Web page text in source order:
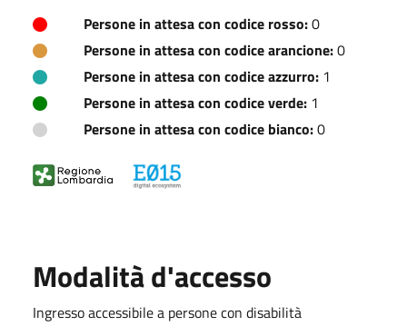
Persone in attesa con codice rosso:0
Persone in attesa con codice arancione:0
Persone in attesa con codice azzurro: 1
Persone in attesa con codice verde: 1
Persone in attesa con codice bianco:0
Modalità d'accesso
Ingresso accessibile a persone con disabilità